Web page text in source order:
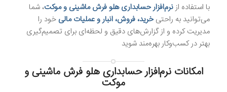
با استفاده ازنرم‌افزار حسابداری هلو فرش ماشینی و موکت، شما
می‌توانید به راحتیخرید، فروش، انبار و عملیات مالی خود را
مدیریت کرده و از گزارش‌های دقیق و لحظه‌ای برای تصمیم‌گیری
بهتر در کسب‌وکار بهره‌مند شوید
امکانات نرم‌افزار حسابداری هلو فرش ماشینی و
موکت